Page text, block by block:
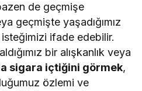
de geçmişe
geçmişte yaşadığımız
ifade edebilir.
bir alışkanlık veya
sigara içtiğini görmek,
özlemi ve